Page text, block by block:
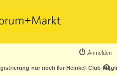
Anmelden
nur noch für Heinkel-Club-
S